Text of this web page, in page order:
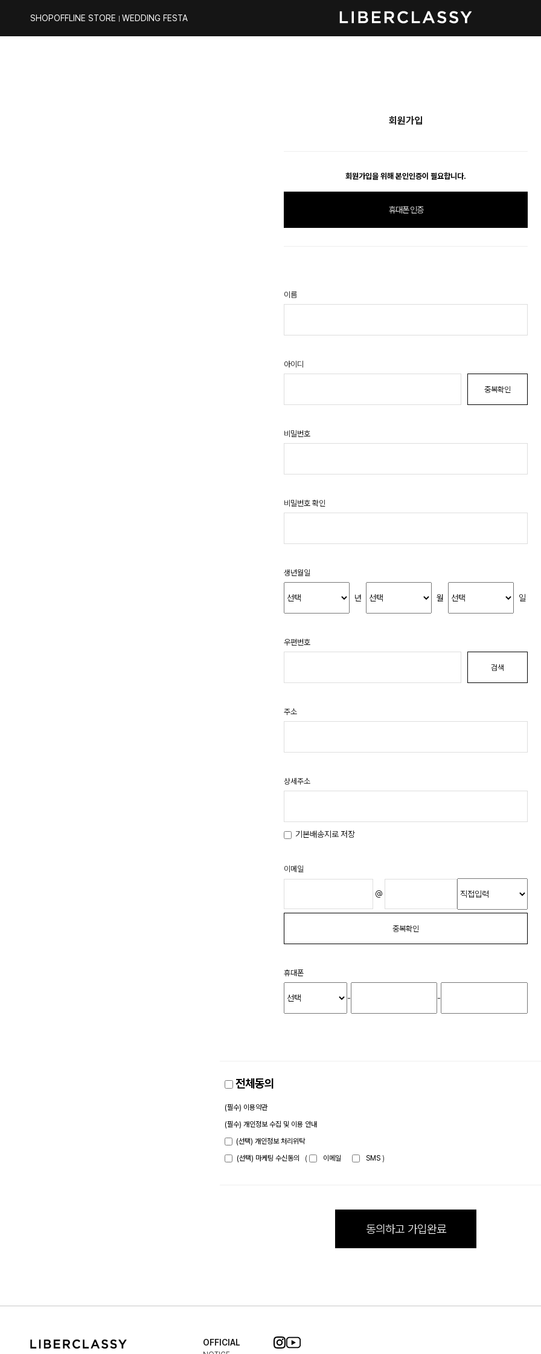
SHOPOFFLINE STORE WEDDING FESTA
회원가입
회원가입을 위해 본인인증이 필요합니다.
휴대폰 인증
이름
아이디
중복확인
비밀번호
비밀번호 확인
생년월일
년 월 일
우편번호
검색
주소
상세주소
기본배송지로 저장
이메일
@
중복확인
휴대폰
- -
전체동의
(필수) 이용약관
(필수) 개인정보 수집 및 이용 안내
(선택) 개인정보 처리위탁
(선택) 마케팅 수신동의
( 이메일 SMS )
동의하고 가입완료
OFFICIAL